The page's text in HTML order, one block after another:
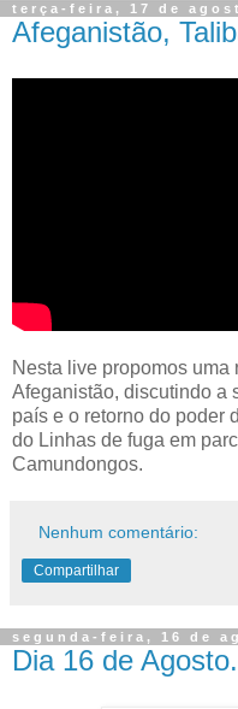
terça-feira, 17 de
Afeganistão,
Nesta live propomos
Afeganistão, discutindo a
país e o retorno do poder
do Linhas de fuga em
Camundongos.
Nenhum comentário:
Compartilhar
segunda-feira, 16 de
Dia 16 de Agosto.